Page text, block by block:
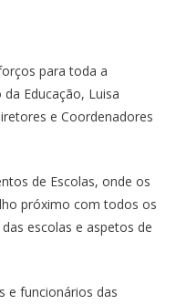
para toda a
Educação, Luisa
e Coordenadores
de Escolas, onde os
próximo com todos os
escolas e aspetos de
e funcionários das